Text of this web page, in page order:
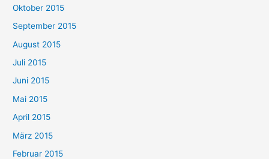
Oktober 2015
September 2015
August 2015
Juli 2015
Juni 2015
Mai 2015
April 2015
März 2015
Februar 2015